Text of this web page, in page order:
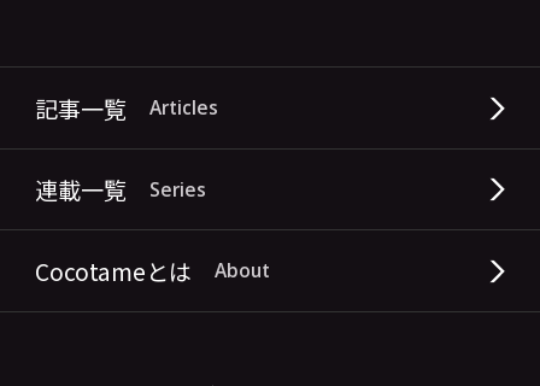
記事一覧 Articles
連載一覧 Series
Cocotameとは About